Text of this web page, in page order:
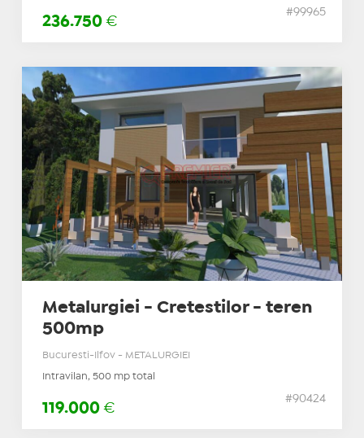
236.750 €
#99965
Metalurgiei - Cretestilor - teren
500mp
Bucuresti-Ilfov - METALURGIEI
Intravilan, 500 mp total
119.000 €
#90424